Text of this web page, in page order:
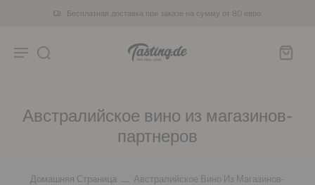
Бесплатная доставка при заказе на сумму от 80 евро.
Австралийское вино из магазинов-
партнеров
Домашняя Страница
Австралийское Вино Из Магазинов-